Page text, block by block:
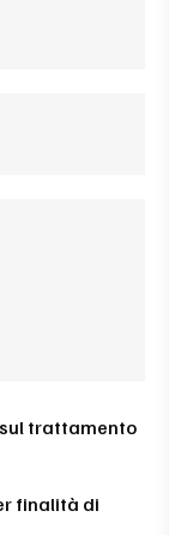
trattamento
finalità di